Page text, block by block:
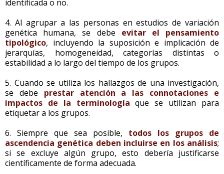
identificada o no.
4. Al agrupar a las personas en estudios de variación
genética humana, se debe evitar el pensamiento
tipológico, incluyendo la suposición e implicación de
jerarquías, homogeneidad, categorías distintas o
estabilidad a lo largo del tiempo de los grupos.
5. Cuando se utiliza los hallazgos de una investigación,
se debe prestar atención a las connotaciones e
impactos de la terminologíaque se utilizan para
etiquetar a los grupos.
6. Siempre que sea posible, todos los grupos de
ascendencia genética deben incluirse en los análisis;
si se excluye algún grupo, esto debería justificarse
científicamente de forma adecuada.